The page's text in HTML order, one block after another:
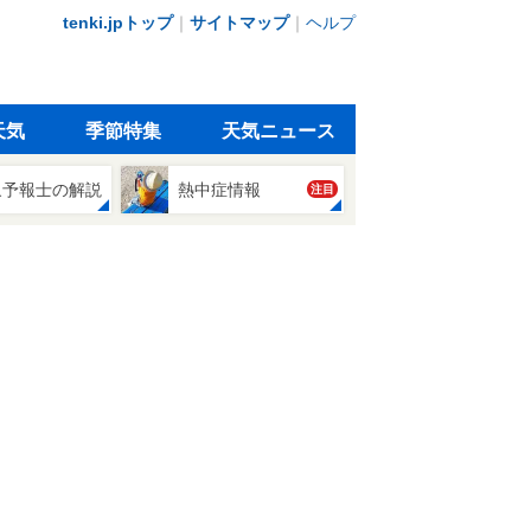
tenki.jpトップ｜ サイトマップ｜ ヘルプ
気 季節特集 天気ニュース
報士の解説 熱中症情報 注目